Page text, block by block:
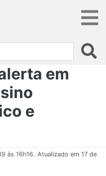
em
e
às 16h16. Atualizado em 17 de